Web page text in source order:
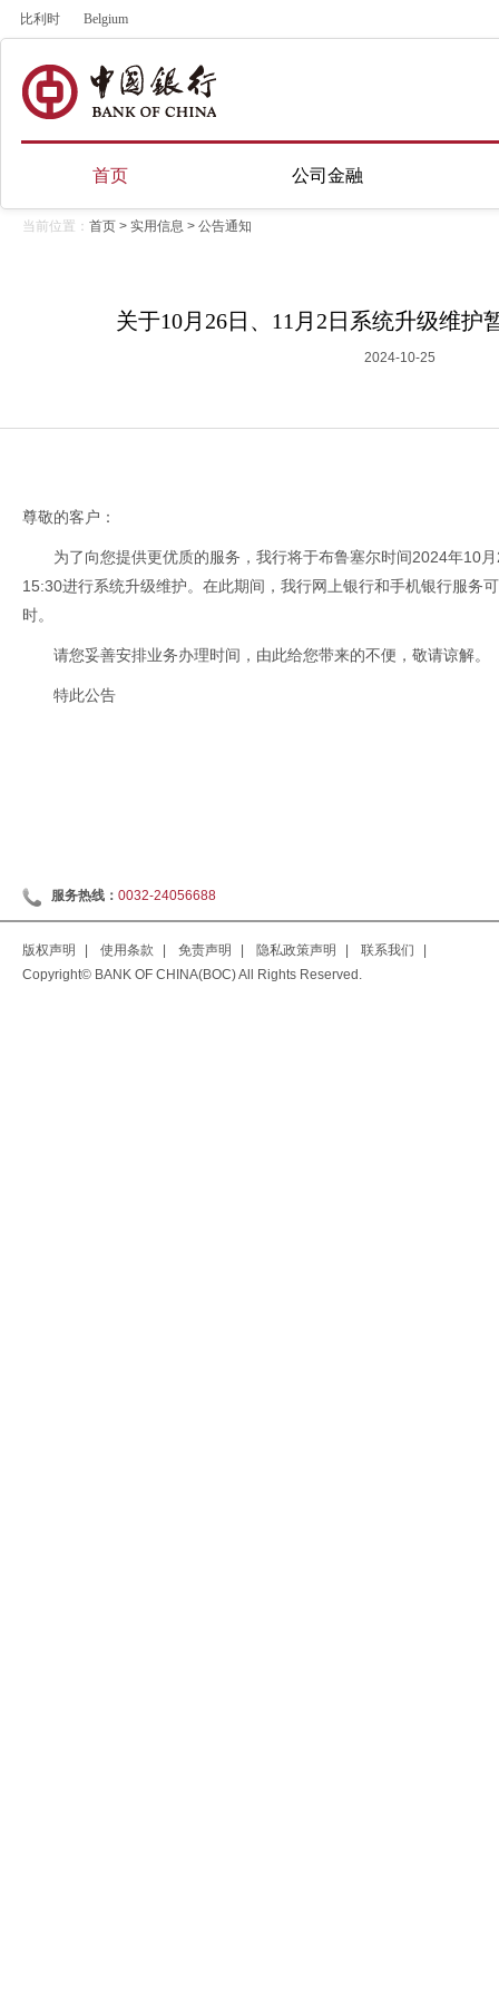
比利时 Belgium
首页 公司金融
当前位置： 首页 > 实用信息 > 公告通知
关于10月26日、11月2日系统升级维护
2024-10-25
尊敬的客户：
为了向您提供更优质的服务，我行将于布鲁塞尔时间2024年10
15:30进行系统升级维护。在此期间，我行网上银行和手机银行服务
时。
请您妥善安排业务办理时间，由此给您带来的不便，敬请谅解。
特此公告
服务热线： 0032-24056688
版权声明 使用条款 免责声明 隐私政策声明 联系我们
Copyright© BANK OF CHINA(BOC) All Rights Reserved.